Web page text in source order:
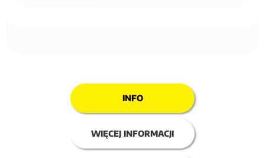
INFO
WIĘCEJ INFORMACJI